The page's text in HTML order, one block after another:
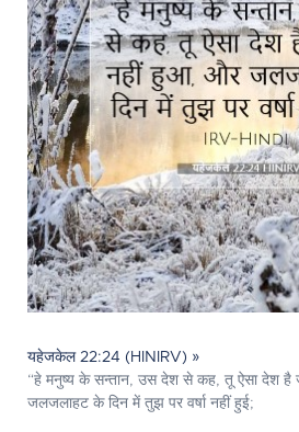
यहेजकेल 22:24 (HINIRV) »
“हे मनुष्य के सन्तान, उस देश से कह, तू ऐसा देश है
जलजलाहट के दिन में तुझ पर वर्षा नहीं हुई;